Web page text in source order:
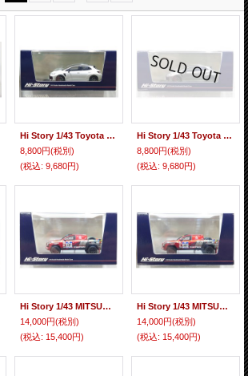
Hi Story 1/43 Toyota GR COROLLA RZ (2025) Platinum White Pearl Mica
8,800円(税別)
(税込: 9,680円)
Hi Story 1/43 Toyota GR COROLLA RZ (2025) Precious Metal
8,800円(税別)
(税込: 9,680円)
Hi Story 1/43 MITSUBISHI TRITON Asia Cross Country Rally 2024 No.137
14,000円(税別)
(税込: 15,400円)
Hi Story 1/43 MITSUBISHI TRITON Asia Cross Country Rally 2024 (Short Body) No. 107
14,000円(税別)
(税込: 15,400円)